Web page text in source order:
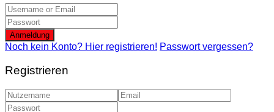
Anmeldung
Noch kein Konto? Hier registrieren! Passwort vergessen?
Registrieren